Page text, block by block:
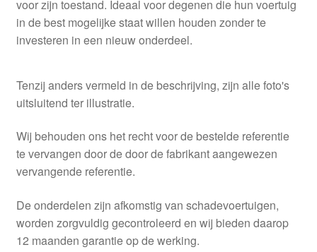
voor zijn toestand. Ideaal voor degenen die hun voertuig
in de best mogelijke staat willen houden zonder te
investeren in een nieuw onderdeel.
Tenzij anders vermeld in de beschrijving, zijn alle foto's
uitsluitend ter illustratie.
Wij behouden ons het recht voor de bestelde referentie
te vervangen door de door de fabrikant aangewezen
vervangende referentie.
De onderdelen zijn afkomstig van schadevoertuigen,
worden zorgvuldig gecontroleerd en wij bieden daarop
12 maanden garantie op de werking.